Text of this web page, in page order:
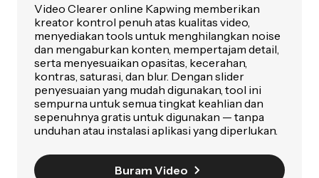
Video Clearer online Kapwing memberikan
kreator kontrol penuh atas kualitas video,
menyediakan tools untuk menghilangkan noise
dan mengaburkan konten, mempertajam detail,
serta menyesuaikan opasitas, kecerahan,
kontras, saturasi, dan blur. Dengan slider
penyesuaian yang mudah digunakan, tool ini
sempurna untuk semua tingkat keahlian dan
sepenuhnya gratis untuk digunakan — tanpa
unduhan atau instalasi aplikasi yang diperlukan.
Buram Video